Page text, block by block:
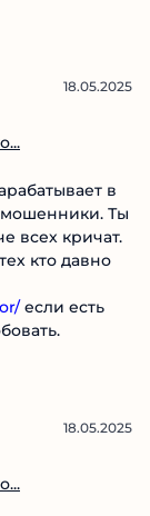
тех, кто
глубже и
примеру
если есть